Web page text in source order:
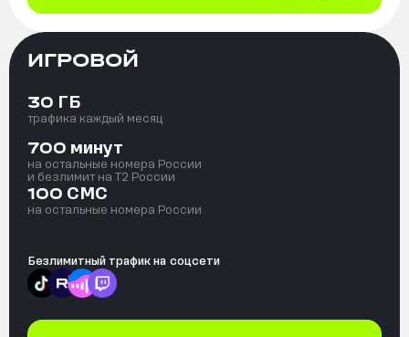
ИГРОВОЙ
30 ГБ
трафика каждый месяц
700 минут
на остальные номера России
и безлимит на T2 России
100 СМС
на остальные номера России
Безлимитный трафик на соцсети